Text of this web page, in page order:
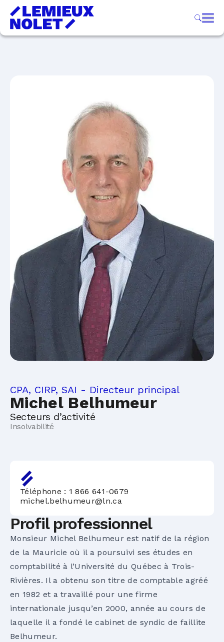
CPA, CIRP, SAI - Directeur principal
Michel Belhumeur
Secteurs d’activité
Insolvabilité
Profil professionnel
Monsieur Michel Belhumeur est natif de la région
de la Mauricie où il a poursuivi ses études en
comptabilité à l’Université du Québec à Trois-
Rivières. Il a obtenu son titre de comptable agréé
en 1982 et a travaillé pour une firme
internationale jusqu’en 2000, année au cours de
laquelle il a fondé le cabinet de syndic de faillite
Belhumeur.
Téléphone : 1 866 641-0679
michel.belhumeur@ln.ca